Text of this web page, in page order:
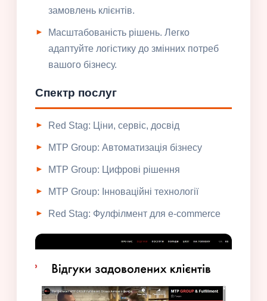
замовлень клієнтів.
Масштабованість рішень. Легко
адаптуйте логістику до змінних потреб
вашого бізнесу.
Спектр послуг
Red Stag: Ціни, сервіс, досвід
MTP Group: Автоматизація бізнесу
MTP Group: Цифрові рішення
MTP Group: Інноваційні технології
Red Stag: Фулфілмент для e-commerce